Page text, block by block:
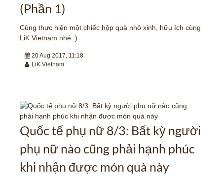
(Phần 1)
Cùng thực hiện một chiếc hộp quà nhỏ xinh, hữu ích cùng
LiK Vietnam nhé :)
20 Aug 2017, 11:18
LiK Vietnam
Quốc tế phụ nữ 8/3: Bất kỳ người
phụ nữ nào cũng phải hạnh phúc
khi nhận được món quà này